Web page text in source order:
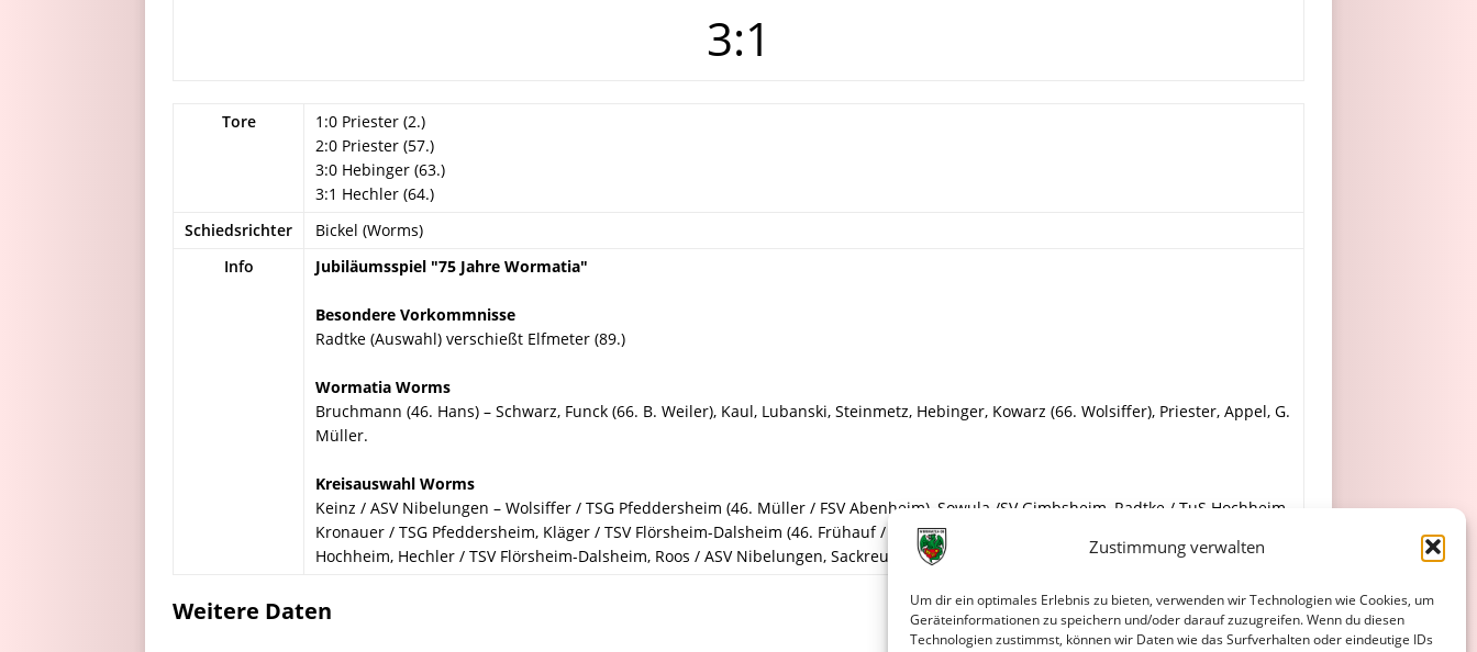
Zustimmung verwalten
Um dir ein optimales Erlebnis zu bieten, verwenden wir Technologien wie Cookies, um
Geräteinformationen zu speichern und/oder darauf zuzugreifen. Wenn du diesen
Technologien zustimmst, können wir Daten wie das Surfverhalten oder eindeutige IDs
3:1
Tore
1:0 Priester (2.)
2:0 Priester (57.)
3:0 Hebinger (63.)
3:1 Hechler (64.)
Schiedsrichter
Bickel (Worms)
Info
Jubiläumsspiel "75 Jahre Wormatia"
Besondere Vorkommnisse
Radtke (Auswahl) verschießt Elfmeter (89.)
Wormatia Worms
Bruchmann (46. Hans) – Schwarz, Funck (66. B. Weiler), Kaul, Lubanski, Steinmetz, Hebinger, Kowarz (66. Wolsiffer), Priester, Appel, G.
Müller.
Kreisauswahl Worms
Keinz / ASV Nibelungen – Wolsiffer / TSG Pfeddersheim (46. Müller / FSV Abenheim), Sowula /SV Gimbsheim, Radtke / TuS Hochheim,
Kronauer / TSG Pfeddersheim, Kläger / TSV Flörsheim-Dalsheim (46. Frühauf / SV Gimbsheim), Bauer / ASV Nibelungen, Mucha / TuS
Hochheim, Hechler / TSV Flörsheim-Dalsheim, Roos / ASV Nibelungen, Sackreuther / ASV Nibelungen (78. Riha / FSV Abenheim).
Weitere Daten